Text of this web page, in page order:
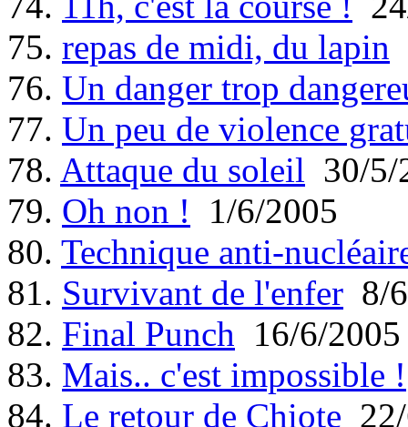
75. repas de midi, du lapin
76. Un danger trop
77. Un peu de violence
78. Attaque du soleil 30/5/
79. Oh non ! 1/6/2005
80. Technique anti-
81. Survivant de l'enfer 8/
82. Final Punch 16/6/2005
83. Mais.. c'est impossible !
84. Le retour de Chiote